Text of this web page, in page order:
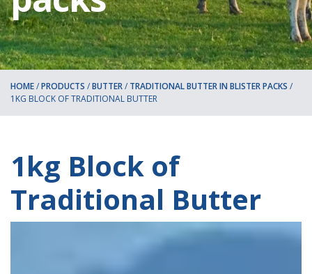
HOME/PRODUCTS /BUTTER/ TRADITIONAL BUTTER IN BLISTER PACKS /
1KG BLOCK OF TRADITIONAL BUTTER
1kg Block of
Traditional Butter